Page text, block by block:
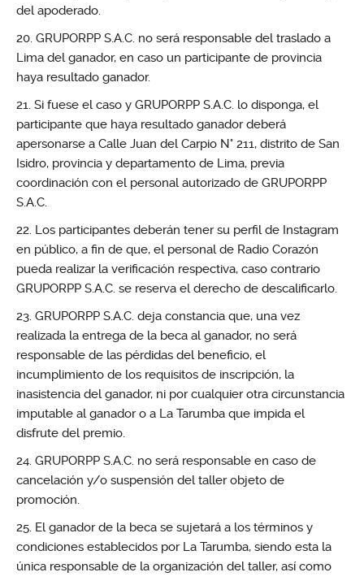
del apoderado.
GRUPORPP S.A.C. no será responsable del traslado a
Lima del ganador, en caso un participante de provincia
haya resultado ganador.
Si fuese el caso y GRUPORPP S.A.C. lo disponga, el
participante que haya resultado ganador deberá
apersonarse a Calle Juan del Carpio N° 211, distrito de San
Isidro, provincia y departamento de Lima, previa
coordinación con el personal autorizado de GRUPORPP
S.A.C.
Los participantes deberán tener su perfil de Instagram
en público, a fin de que, el personal de Radio Corazón
pueda realizar la verificación respectiva, caso contrario
GRUPORPP S.A.C. se reserva el derecho de descalificarlo.
GRUPORPP S.A.C. deja constancia que, una vez
realizada la entrega de la beca al ganador, no será
responsable de las pérdidas del beneficio, el
incumplimiento de los requisitos de inscripción, la
inasistencia del ganador, ni por cualquier otra circunstancia
imputable al ganador o a La Tarumba que impida el
disfrute del premio.
GRUPORPP S.A.C. no será responsable en caso de
cancelación y/o suspensión del taller objeto de
promoción.
El ganador de la beca se sujetará a los términos y
condiciones establecidos por La Tarumba, siendo esta la
única responsable de la organización del taller, así como